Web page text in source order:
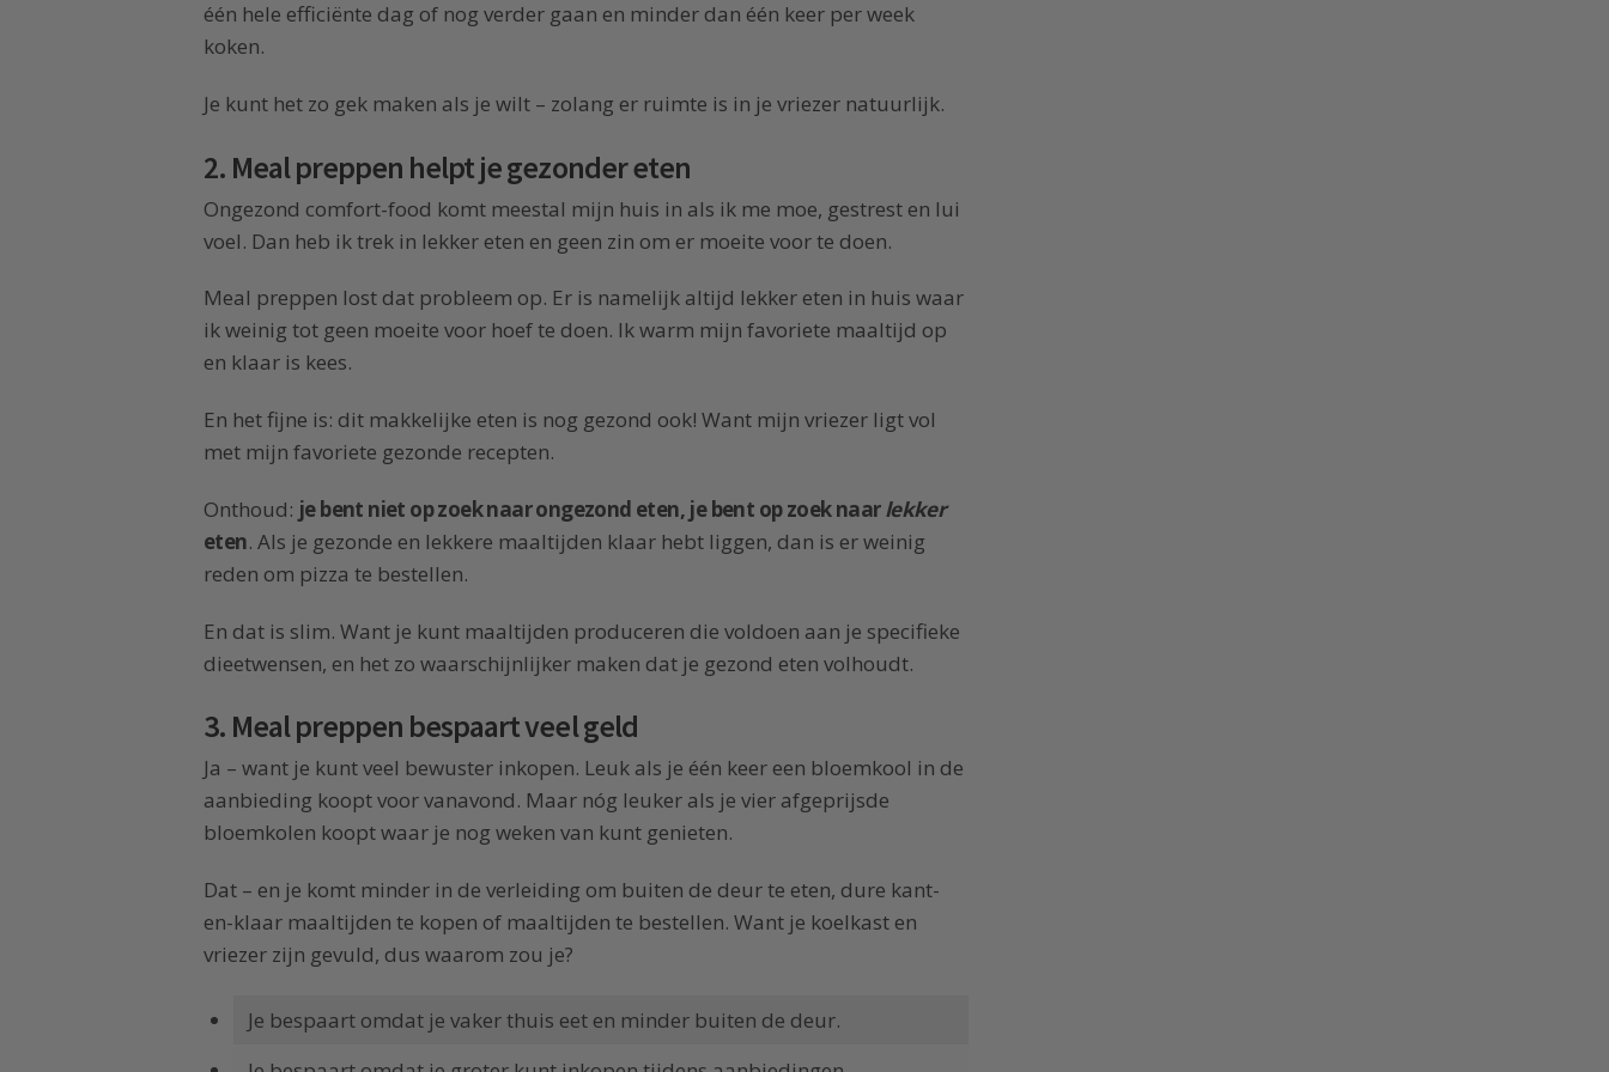
één hele efficiënte dag of nog verder gaan en minder dan één keer per week
koken.
Je kunt het zo gek maken als je wilt – zolang er ruimte is in je vriezer natuurlijk.
2. Meal preppen helpt je gezonder eten
Ongezond comfort-food komt meestal mijn huis in als ik me moe, gestrest en lui
voel. Dan heb ik trek in lekker eten en geen zin om er moeite voor te doen.
Meal preppen lost dat probleem op. Er is namelijk altijd lekker eten in huis waar
ik weinig tot geen moeite voor hoef te doen. Ik warm mijn favoriete maaltijd op
en klaar is kees.
En het fijne is: dit makkelijke eten is nog gezond ook! Want mijn vriezer ligt vol
met mijn favoriete gezonde recepten.
Onthoud: je bent niet op zoek naar ongezond eten, je bent op zoek naarlekker
eten. Als je gezonde en lekkere maaltijden klaar hebt liggen, dan is er weinig
reden om pizza te bestellen.
En dat is slim. Want je kunt maaltijden produceren die voldoen aan je specifieke
dieetwensen, en het zo waarschijnlijker maken dat je gezond eten volhoudt.
3. Meal preppen bespaart veel geld
Ja – want je kunt veel bewuster inkopen. Leuk als je één keer een bloemkool in de
aanbieding koopt voor vanavond. Maar nóg leuker als je vier afgeprijsde
bloemkolen koopt waar je nog weken van kunt genieten.
Dat – en je komt minder in de verleiding om buiten de deur te eten, dure kant-
en-klaar maaltijden te kopen of maaltijden te bestellen. Want je koelkast en
vriezer zijn gevuld, dus waarom zou je?
Je bespaart omdat je vaker thuis eet en minder buiten de deur.